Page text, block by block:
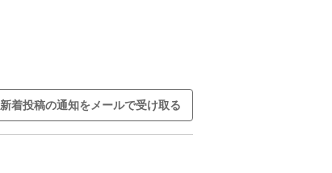
新着投稿の通知をメールで受け取る